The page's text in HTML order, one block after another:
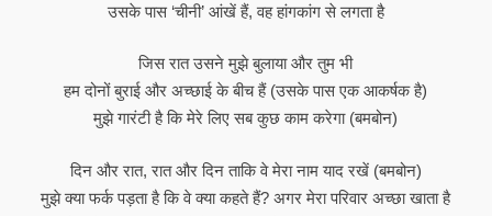
उसके पास ‘चीनी’ आंखें हैं, वह हांगकांग से लगता है
जिस रात उसने मुझे बुलाया और तुम भी
हम दोनों बुराई और अच्छाई के बीच हैं (उसके पास एक आकर्षक है)
मुझे गारंटी है कि मेरे लिए सब कुछ काम करेगा (बमबोन)
दिन और रात, रात और दिन ताकि वे मेरा नाम याद रखें (बमबोन)
मुझे क्या फर्क पड़ता है कि वे क्या कहते हैं? अगर मेरा परिवार अच्छा खाता है